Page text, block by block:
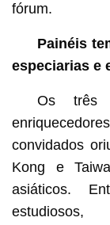
fórum.
Painéis
especiarias e
Os três
convidados
Kong e
asiáticos.